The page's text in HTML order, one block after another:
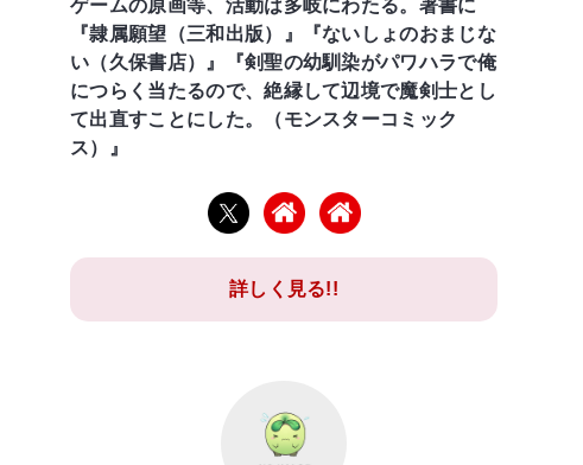
ゲームの原画等、活動は多岐にわたる。著書に
『隷属願望（三和出版）』『ないしょのおまじな
い（久保書店）』『剣聖の幼馴染がパワハラで俺
につらく当たるので、絶縁して辺境で魔剣士とし
て出直すことにした。（モンスターコミック
ス）』
詳しく見る!!